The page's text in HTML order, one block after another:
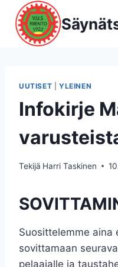
Siirry
sisältöön
UUTISET YLEINEN
Infokirje
Tekijä Harri Taskinen
Suosittelemme aina
sovittamaan
pelaajalle ja